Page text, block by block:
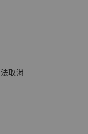
取消